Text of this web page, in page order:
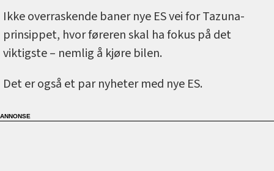
Ikke overraskende baner nye ES vei for Tazuna-
prinsippet, hvor føreren skal ha fokus på det
viktigste – nemlig å kjøre bilen.
Det er også et par nyheter med nye ES.